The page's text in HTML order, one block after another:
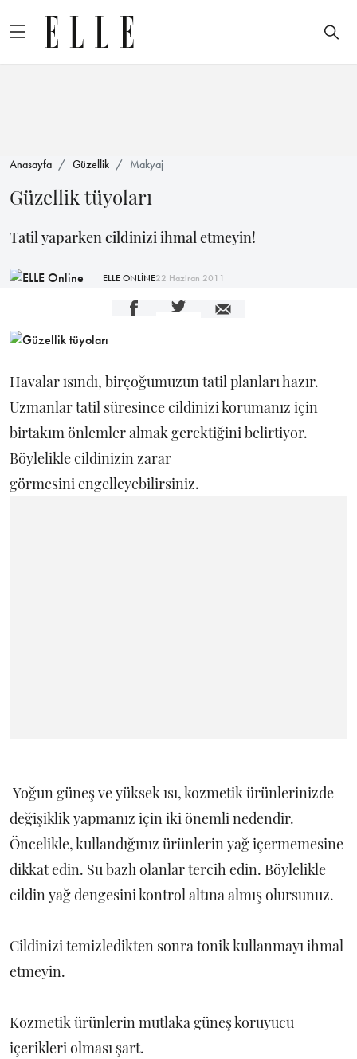
Anasayfa Güzellik Makyaj
Güzellik tüyoları
Tatil yaparken cildinizi ihmal etmeyin!
ELLE ONLİNE22 Haziran 2011
Havalar ısındı, birçoğumuzun tatil planları hazır.
Uzmanlar tatil süresince cildinizi korumanız için
birtakım önlemler almak gerektiğini belirtiyor.
Böylelikle cildinizin zarar
görmesini engelleyebilirsiniz.
Yoğun güneş ve yüksek ısı, kozmetik ürünlerinizde
değişiklik yapmanız için iki önemli nedendir.
Öncelikle, kullandığınız ürünlerin yağ içermemesine
dikkat edin. Su bazlı olanlar tercih edin. Böylelikle
cildin yağ dengesini kontrol altına almış olursunuz.
Cildinizi temizledikten sonra tonik kullanmayı ihmal
etmeyin.
Kozmetik ürünlerin mutlaka güneş koruyucu
içerikleri olması şart.